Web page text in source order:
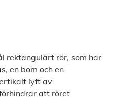
rektangulärt rör, som har
en bom och en
lyft av
att röret